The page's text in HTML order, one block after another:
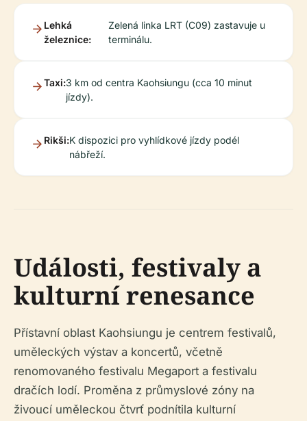
Lehká
železnice:
Zelená linka LRT (C09) zastavuje u
terminálu.
Taxi:3 km od centra Kaohsiungu (cca 10 minut
jízdy).
Rikši:K dispozici pro vyhlídkové jízdy podél
nábřeží.
Události, festivaly a
kulturní renesance
Přístavní oblast Kaohsiungu je centrem festivalů,
uměleckých výstav a koncertů, včetně
renomovaného festivalu Megaport a festivalu
dračích lodí. Proměna z průmyslové zóny na
živoucí uměleckou čtvrť podnítila kulturní